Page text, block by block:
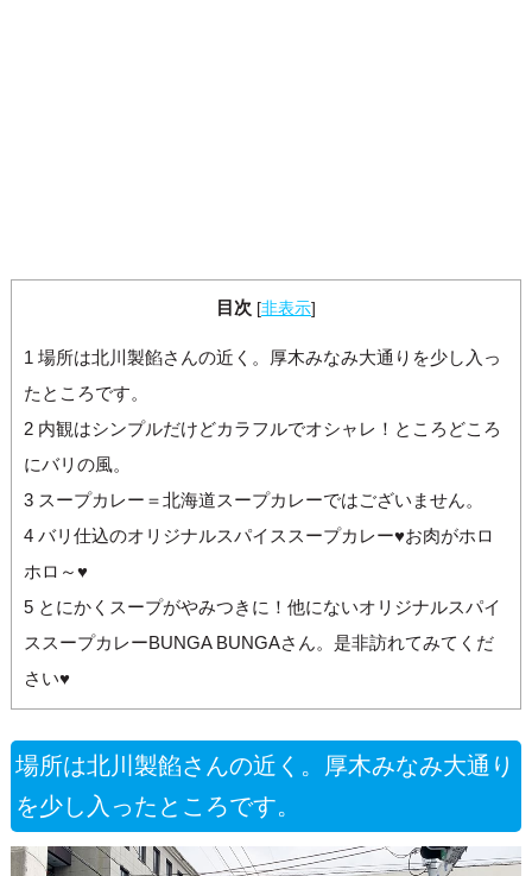
目次 [非表示]
1 場所は北川製餡さんの近く。厚木みなみ大通りを少し入っ
たところです。
2内観はシンプルだけどカラフルでオシャレ！ところどころ
にバリの風。
3スープカレー＝北海道スープカレーではございません。
4バリ仕込のオリジナルスパイススープカレー♥お肉がホロ
ホロ～♥
5とにかくスープがやみつきに！他にないオリジナルスパイ
ススープカレーBUNGA BUNGAさん。是非訪れてみてくだ
さい♥
場所は北川製餡さんの近く。厚木みなみ大通り
を少し入ったところです。